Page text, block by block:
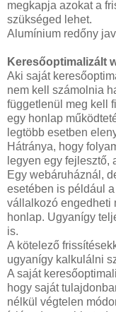
megkapja azokat a
szükséged lehet.
Alumínium redőny
Keresőoptimalizált
Aki saját
nem kell számolnia
függetlenül meg kell
egy honlap
legtöbb esetben
Hátránya, hogy
legyen egy fejlesztő,
Egy webáruháznál,
esetében is például
vállalkozó engedheti
honlap. Ugyanígy
is.
A kötelező
ugyanígy kalkulálni
A saját
hogy saját
nélkül végtelen